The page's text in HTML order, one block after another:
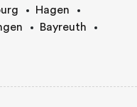
Hagen
Bayreuth